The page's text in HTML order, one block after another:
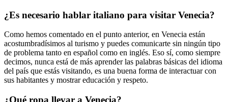
¿Es necesario hablar italiano para visitar Venecia?
Como hemos comentado en el punto anterior, en Venecia están
acostumbradísimos al turismo y puedes comunicarte sin ningún tipo
de problema tanto en español como en inglés. Eso sí, como siempre
decimos, nunca está de más aprender las palabras básicas del idioma
del país que estás visitando, es una buena forma de interactuar con
sus habitantes y mostrar educación y respeto.
¿Qué ropa llevar a Venecia?